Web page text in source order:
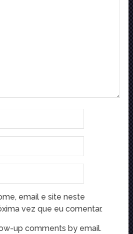
email e site neste
vez que eu comentar.
up comments by email.